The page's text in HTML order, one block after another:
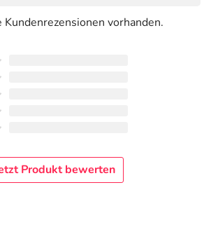
Kundenrezensionen vorhanden.
Produkt bewerten